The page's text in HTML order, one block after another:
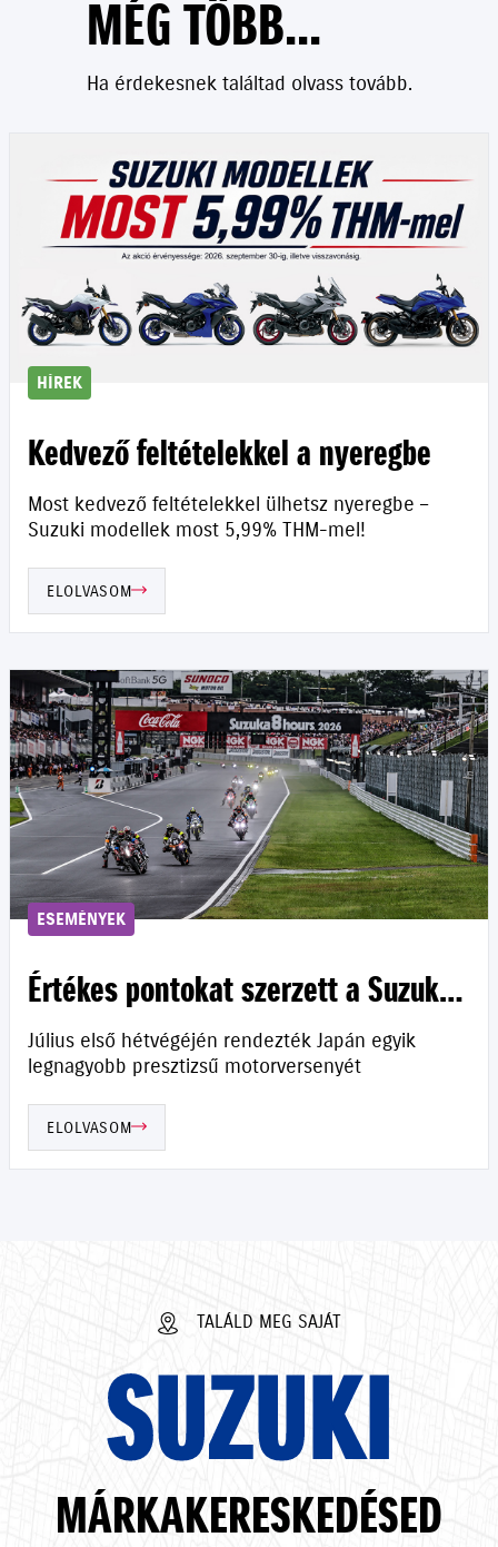
MÉG TÖBB...
Ha érdekesnek találtad olvass tovább.
HÍREK
Kedvező feltételekkel a nyeregbe
Most kedvező feltételekkel ülhetsz nyeregbe –
Suzuki modellek most 5,99% THM-mel!
ELOLVASOM
ESEMÉNYEK
Értékes pontokat szerzett a Suzuki
Szuzukában
Július első hétvégéjén rendezték Japán egyik
legnagyobb presztizsű motorversenyét
ELOLVASOM
TALÁLD MEG SAJÁT
SUZUKI
MÁRKAKERESKEDÉSED